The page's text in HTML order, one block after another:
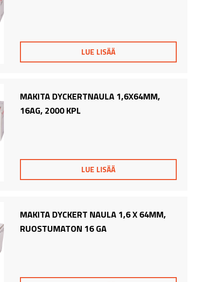
LUE LISÄÄ
MAKITA DYCKERTNAULA 1,6X64MM,
16AG, 2000 KPL
LUE LISÄÄ
MAKITA DYCKERT NAULA 1,6 X 64MM,
RUOSTUMATON 16 GA